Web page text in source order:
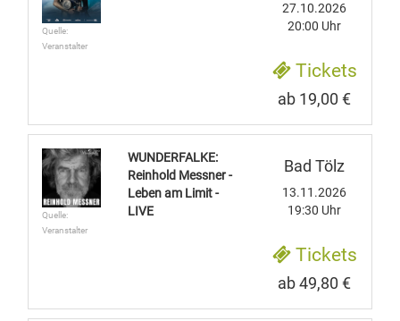
Quelle:
Veranstalter
27.10.2026
20:00 Uhr
Tickets
ab 19,00 €
Quelle:
Veranstalter
WUNDERFALKE:
Reinhold Messner -
Leben am Limit -
LIVE
Bad Tölz
13.11.2026
19:30 Uhr
Tickets
ab 49,80 €